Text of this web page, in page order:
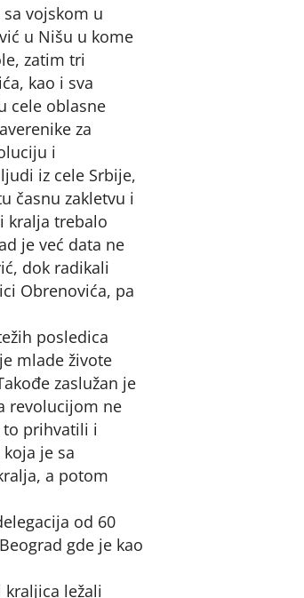
vojskom u
u Nišu u kome
zatim tri
kao i sva
cele oblasne
za
i
iz cele Srbije,
časnu zakletvu i
kralja trebalo
je već data ne
dok radikali
Obrenovića, pa
posledica
mlade živote
zaslužan je
revolucijom ne
to prihvatili i
je sa
a potom
od 60
gde je kao
ležali